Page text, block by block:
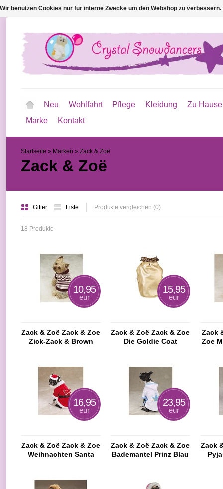
Neu Wohlfahrt Pflege Kleidung
Zu Hause
Marke
Kontakt
Startseite » Marken » Zack & Zoë
Zack & Zoë
Gitter Liste Produkte vergleichen (0)
18 Produkte
10,95
eur
Zack & Zoë Zack & Zoe
Zick-Zack & Brown
15,95
eur
Zack & Zoë Zack & Zoe
Die Goldie Coat
Zack
Zoe
16,95
eur
Zack & Zoë Zack & Zoe
Weihnachten Santa
23,95
eur
Zack & Zoë Zack & Zoe
Bademantel Prinz Blau
Zack
Wir benutzen Cookies nur für interne Zwecke um den Webshop zu